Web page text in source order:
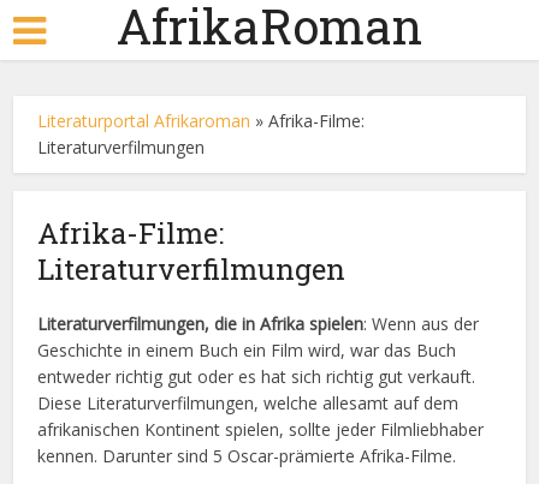
AfrikaRoman
Literaturportal Afrikaroman »Afrika-Filme:
Literaturverfilmungen
Afrika-Filme:
Literaturverfilmungen
Literaturverfilmungen, die in Afrika spielen: Wenn aus der
Geschichte in einem Buch ein Film wird, war das Buch
entweder richtig gut oder es hat sich richtig gut verkauft.
Diese Literaturverfilmungen, welche allesamt auf dem
afrikanischen Kontinent spielen, sollte jeder Filmliebhaber
kennen. Darunter sind 5 Oscar-prämierte Afrika-Filme.